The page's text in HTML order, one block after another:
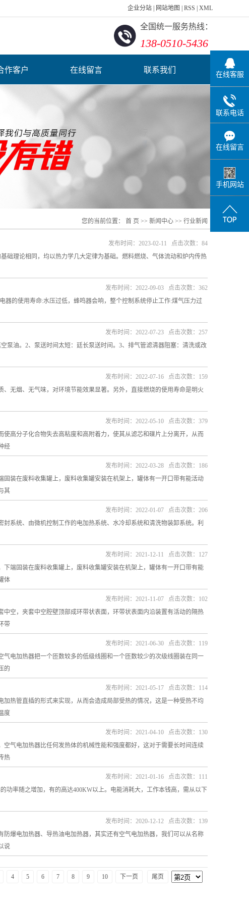
企业分站 网站地图 RSS XML
全国统一服务热线：
138-0510-5436
作客户 在线留言 联系我们
您的当前位置： 首 页 >> 新闻中心 >> 行业新闻
础理论相同，均以热力学几大定律为基础。燃料燃烧、气体流动和炉内传热
发布时间：2023-02-11 点击次数：84
的使用寿命:水压过低，蜂鸣器会响，整个控制系统停止工作:煤气压力过
发布时间：2022-09-03 点击次数：362
泵油。2、泵送时间太短：廷长泵送时间。3、排气管滤清器阻塞：清洗或改
发布时间：2022-07-23 点击次数：257
无烟、无气味，对环境节能效果显著。另外，直接燃烧的使用寿命是明火
发布时间：2022-07-16 点击次数：159
高分子化合物失去高粘度和高附着力，使其从滤芯和碟片上分离开，从而
经
发布时间：2022-05-10 点击次数：379
装在废料收集罐上，废料收集罐安装在机架上，罐体有一开口带有能活动
其
发布时间：2022-03-28 点击次数：186
系统、由微机控制工作的电加热系统、水冷却系统和清洗物装卸系统。利
发布时间：2022-01-07 点击次数：206
端固装在废料收集罐上，废料收集罐安装在机架上，罐体有一开口带有能
体
发布时间：2021-12-11 点击次数：127
空，夹套中空腔壁顶部成环带状表面，环带状表面内沿装置有活动的隔热
带
发布时间：2021-11-07 点击次数：102
电加热器把一个匝数较多的低级线圈和一个匝数较少的次级线圈装在同一
的
发布时间：2021-06-30 点击次数：119
热管直插的形式来实现，从而会造成局部受热的情况，这是一种受热不均
度
发布时间：2021-05-17 点击次数：114
气电加热器比任何发热体的机械性能和强度都好，这对于需要长时间连续
热
发布时间：2021-04-10 点击次数：130
功率随之增加，有的高达400KW以上。电能消耗大，工作本钱高，需从以下
发布时间：2021-01-16 点击次数：111
爆电加热器、导热油电加热器，其实还有空气电加热器，我们可以从名称
说
发布时间：2020-12-12 点击次数：139
4 5 6 7 8 9 10 下一页 尾页
在线客服
联系电话
在线留言
手机网站